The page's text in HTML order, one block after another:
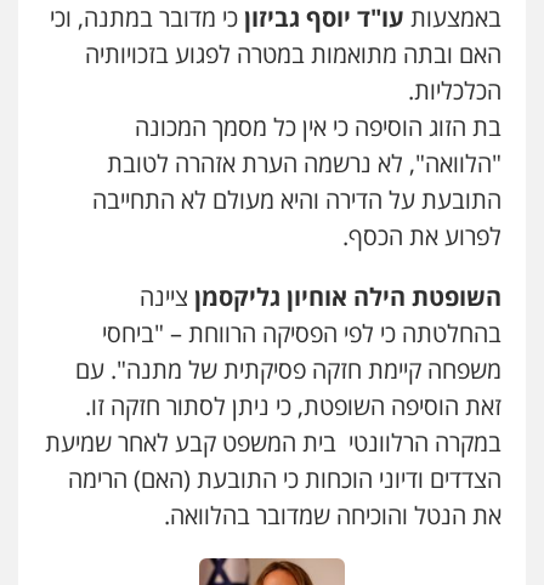
המתה עבירות מין
0509930581
עו"ד יפעת שוורץ סיל
תעבורה
0523379525
עו"ד יוסי חמצני
מס הלבנת הון
0505471497
גיל דביר – משרד עורכי דין
פשיעה כלכלית
0506217771
עו"ד עידית שינו-אמיתי
פלילי עורכי דין לענייני אסירים
חמורה מעצרים וחקירות
באמצעות עו"ד יוסף גביזוןכי מדובר במתנה, וכי
האם ובתה מתואמות במטרה לפגוע בזכויותיה
הכלכליות.
בת הזוג הוסיפה כי אין כל מסמך המכונה
"הלוואה", לא נרשמה הערת אזהרה לטובת
התובעת על הדירה והיא מעולם לא התחייבה
לפרוע את הכסף.
השופטת הילה אוחיון גליקסמן ציינה
בהחלטתה כי לפי הפסיקה הרווחת – "ביחסי
משפחה קיימת חזקה פסיקתית של מתנה". עם
זאת הוסיפה השופטת, כי ניתן לסתור חזקה זו.
במקרה הרלוונטי בית המשפט קבע לאחר שמיעת
הצדדים ודיוני הוכחות כי התובעת (האם) הרימה
את הנטל והוכיחה שמדובר בהלוואה.